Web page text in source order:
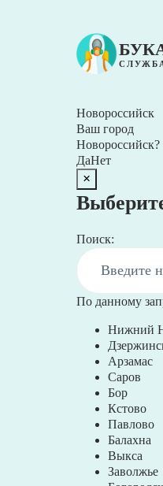
Новороссийск
Ваш город
Новороссийск?
ДаНет
×
Поиск:
По данному
Нижний
Арзамас
Саров
Бор
Кстово
Павлово
Балахна
Выкса
Заволжье